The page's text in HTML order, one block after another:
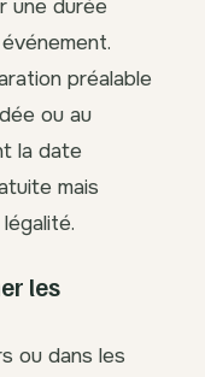
une durée
préalable
ou au
la date
mais
les
ou dans les